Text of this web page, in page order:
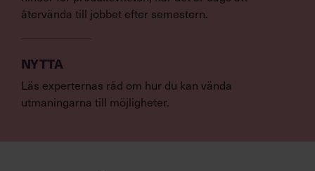
återvända till jobbet efter semestern.
NYTTA
Läs experternas råd om hur du kan vända
utmaningarna till möjligheter.